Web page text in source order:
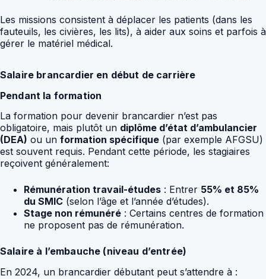
Les missions consistent à déplacer les patients (dans les
fauteuils, les civières, les lits), à aider aux soins et parfois à
gérer le matériel médical.
Salaire brancardier en début de carrière
Pendant la formation
La formation pour devenir brancardier n’est pas
obligatoire, mais plutôt un diplôme d’état d’ambulancier
(DEA) ou un formation spécifique (par exemple AFGSU)
est souvent requis. Pendant cette période, les stagiaires
reçoivent généralement:
Rémunération travail-études : Entrer 55% et 85%
du SMIC (selon l’âge et l’année d’études).
Stage non rémunéré : Certains centres de formation
ne proposent pas de rémunération.
Salaire à l’embauche (niveau d’entrée)
En 2024, un brancardier débutant peut s’attendre à :